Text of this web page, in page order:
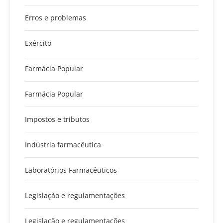
Erros e problemas
Exército
Farmácia Popular
Farmácia Popular
Impostos e tributos
Indústria farmacêutica
Laboratórios Farmacêuticos
Legislação e regulamentações
Legislação e regulamentações